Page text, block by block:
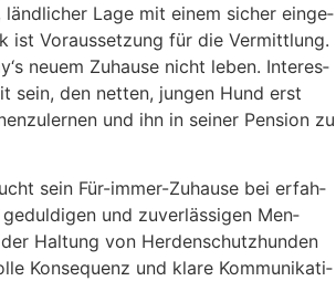
länd­li­cher Lage mit einem sicher ein­ge­
ist Vor­aus­set­zung für die Ver­mitt­lung.
neu­em Zuhau­se nicht leben. Inter­es­
sein, den net­ten, jun­gen Hund erst
und ihn in sei­ner Pen­si­on zu
sein Für-immer-Zuhau­se bei erfah­
gedul­di­gen und zuver­läs­si­gen Men­
Hal­tung von Her­den­schutz­hun­den
Kon­se­quenz und kla­re Kom­mu­ni­ka­ti­